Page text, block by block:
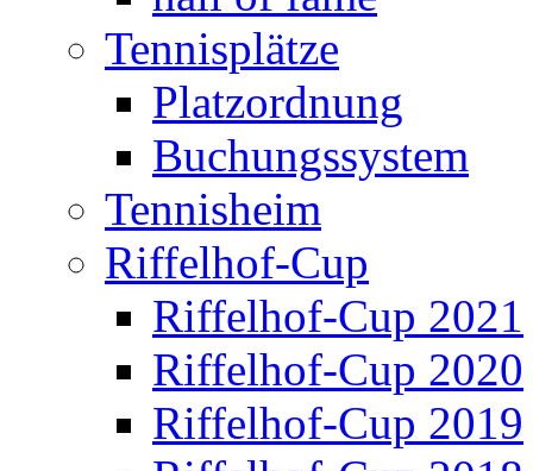
Tennisplätze
Platzordnung
Buchungssystem
Tennisheim
Riffelhof-Cup
Riffelhof-Cup 2021
Riffelhof-Cup 2020
Riffelhof-Cup 2019